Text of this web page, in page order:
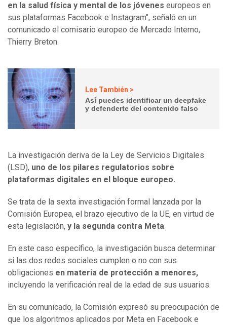
en la salud física y mental de los jóvenes europeos en
sus plataformas Facebook e Instagram", señaló en un
comunicado el comisario europeo de Mercado Interno,
Thierry Breton.
Lee También >
Así puedes identificar un deepfake
y defenderte del contenido falso
La investigación deriva de la Ley de Servicios Digitales
(LSD), uno de los pilares regulatorios sobre
plataformas digitales en el bloque europeo.
Se trata de la sexta investigación formal lanzada por la
Comisión Europea, el brazo ejecutivo de la UE, en virtud de
esta legislación, y la segunda contra Meta.
En este caso específico, la investigación busca determinar
si las dos redes sociales cumplen o no con sus
obligaciones en materia de protección a menores,
incluyendo la verificación real de la edad de sus usuarios.
En su comunicado, la Comisión expresó su preocupación de
que los algoritmos aplicados por Meta en Facebook e